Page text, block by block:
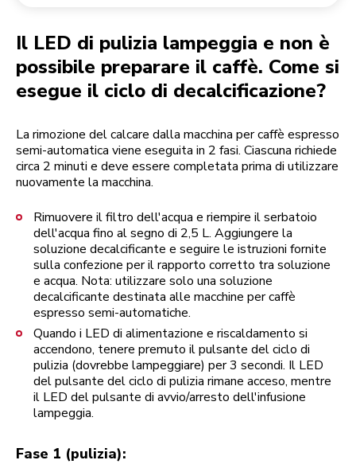
Il LED di pulizia lampeggia e non è
possibile preparare il caffè. Come si
esegue il ciclo di decalcificazione?
La rimozione del calcare dalla macchina per caffè espresso
semi-automatica viene eseguita in 2 fasi. Ciascuna richiede
circa 2 minuti e deve essere completata prima di utilizzare
nuovamente la macchina.
Rimuovere il filtro dell'acqua e riempire il serbatoio
dell'acqua fino al segno di 2,5 L. Aggiungere la
soluzione decalcificante e seguire le istruzioni fornite
sulla confezione per il rapporto corretto tra soluzione
e acqua. Nota: utilizzare solo una soluzione
decalcificante destinata alle macchine per caffè
espresso semi-automatiche.
Quando i LED di alimentazione e riscaldamento si
accendono, tenere premuto il pulsante del ciclo di
pulizia (dovrebbe lampeggiare) per 3 secondi. Il LED
del pulsante del ciclo di pulizia rimane acceso, mentre
il LED del pulsante di avvio/arresto dell'infusione
lampeggia.
Fase 1 (pulizia):